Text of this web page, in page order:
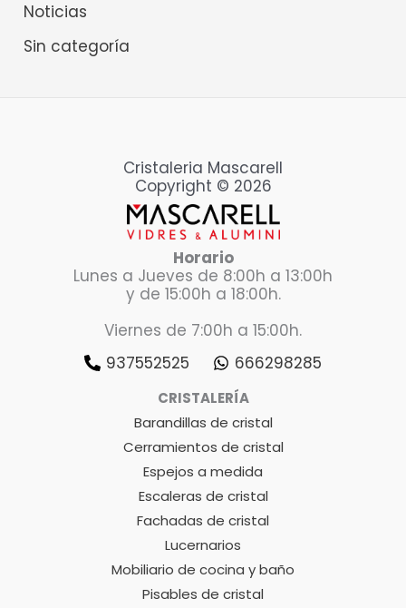
Noticias
Sin categoría
Cristaleria Mascarell
Copyright © 2026
Horario
Lunes a Jueves de 8:00h a 13:00h
y de 15:00h a 18:00h.
Viernes de 7:00h a 15:00h.
937552525
666298285
CRISTALERÍA
Barandillas de cristal
Cerramientos de cristal
Espejos a medida
Escaleras de cristal
Fachadas de cristal
Lucernarios
Mobiliario de cocina y baño
Pisables de cristal